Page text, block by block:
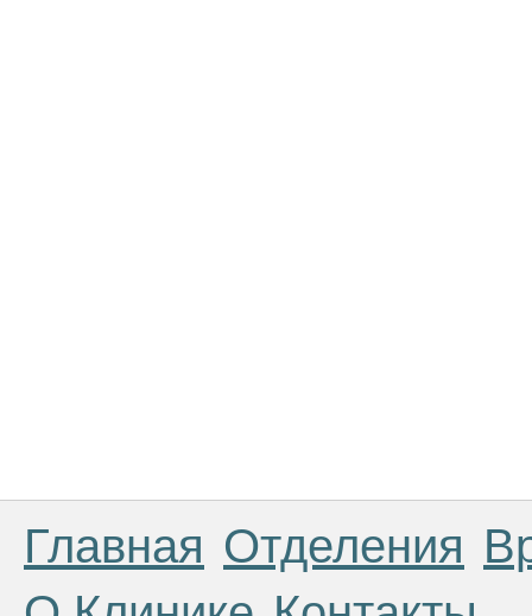
Главная Отделения